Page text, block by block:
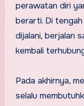
perawatan diri
berarti. Di
dijalani, berjalan
kembali
Pada akhirnya,
selalu